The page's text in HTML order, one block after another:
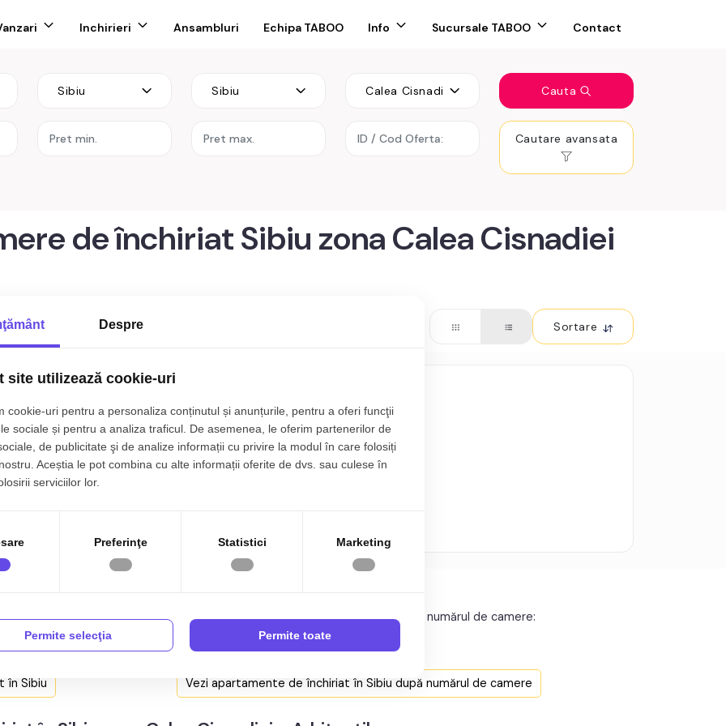
Inchirieri Ansambluri Echipa TABOO Info Sucursale TABOO Contact
Sibiu Sibiu Calea Cisnadiei - Arhitectilor Cauta
de închiriat Sibiu zona Calea Cisnadiei
zona Calea Cisnadiei - Arhitectilor
Sortare
de inchiriat 2 camere 36 mpu Arhitectilor balcon 11 mp
Calea Cisnadiei - Arhitectilor
2 cam Etaj 2/2 36 mp Semidecomandat
Mihai Viteazul
Rahovei
Stanca
Cisnadiei - Arhitectilor
în Sibiu
Caută apartamente de închiriat în Sibiu după numărul de camere:
Garsoniere de închiriat Sibiu
Apartamente 2 camere de închiriat Sibiu
Apartamente 4 camere de închiriat Sibiu
Vezi apartamente de închiriat în Sibiu după numărul de camere
Despre
site utilizează cookie-uri
cookie-uri pentru a personaliza conținutul și anunțurile, pentru a oferi funcţii
sociale și pentru a analiza traficul. De asemenea, le oferim partenerilor de
de publicitate şi de analize informații cu privire la modul în care folosiți
Aceștia le pot combina cu alte informații oferite de dvs. sau culese în
serviciilor lor.
Preferinţe Statistici Marketing
Permite selecţia Permite toate